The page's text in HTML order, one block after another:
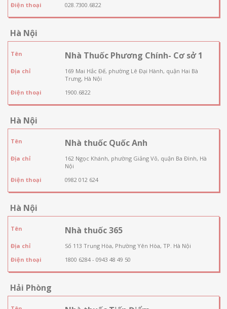
Điện thoại
028.7300.6822
Hà Nội
Tên Nhà Thuốc Phương Chính- Cơ sở 1
Địa chỉ
169 Mai Hắc Đế, phường Lê Đại Hành, quận Hai Bà
Trưng, Hà Nội
Điện thoại
1900.6822
Hà Nội
Tên Nhà thuốc Quốc Anh
Địa chỉ
162 Ngọc Khánh, phường Giảng Võ, quận Ba Đình, Hà
Nội
Điện thoại
0982 012 624
Hà Nội
Tên Nhà thuốc 365
Địa chỉ
Số 113 Trung Hòa, Phường Yên Hòa, TP. Hà Nội
Điện thoại
1800 6284 - 0943 48 49 50
Hải Phòng